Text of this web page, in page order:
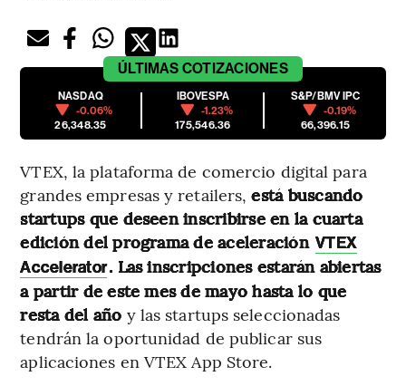
ÚLTIMAS COTIZACIONES
NASDAQ
-0.06%
26,348.35
IBOVESPA
-1.23%
175,546.36
S&P/BMV IPC
-0.19%
66,396.15
VTEX, la plataforma de comercio digital para
grandes empresas y retailers,está buscando
startups que deseen inscribirse en la cuarta
edición del programa de aceleración VTEX
Accelerator. Las inscripciones estarán abiertas
a partir de este mes de mayo hasta lo que
resta del año y las startups seleccionadas
tendrán la oportunidad de publicar sus
aplicaciones en VTEX App Store.